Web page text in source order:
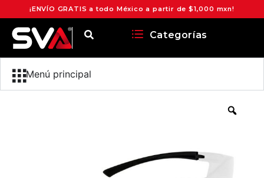
¡ENVÍO GRATIS a todo México a partir de $1,000 mxn!
Categorías
Menú principal